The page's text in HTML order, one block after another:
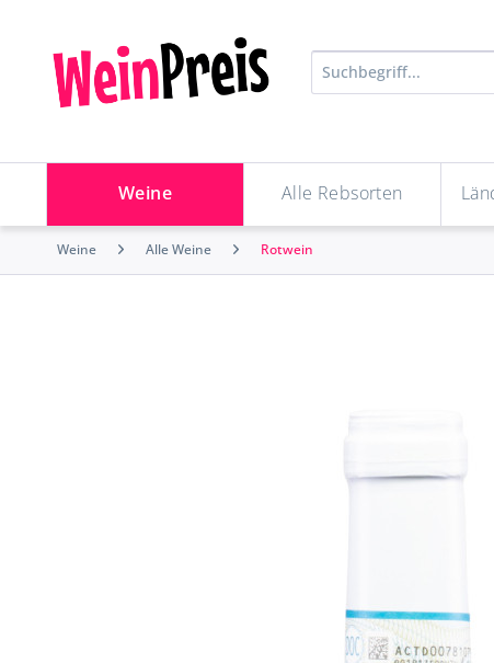
Weine Alle Rebsorten
Weine Alle Weine Rotwein